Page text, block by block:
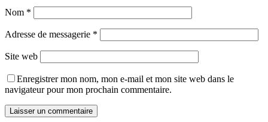
Nom *
Adresse de messagerie *
Site web
Enregistrer mon nom, mon e-mail et mon site web dans le
navigateur pour mon prochain commentaire.